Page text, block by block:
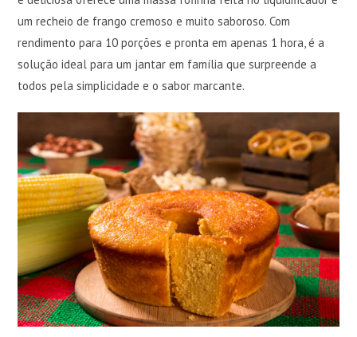
um recheio de frango cremoso e muito saboroso. Com
rendimento para 10 porções e pronta em apenas 1 hora, é a
solução ideal para um jantar em família que surpreende a
todos pela simplicidade e o sabor marcante.